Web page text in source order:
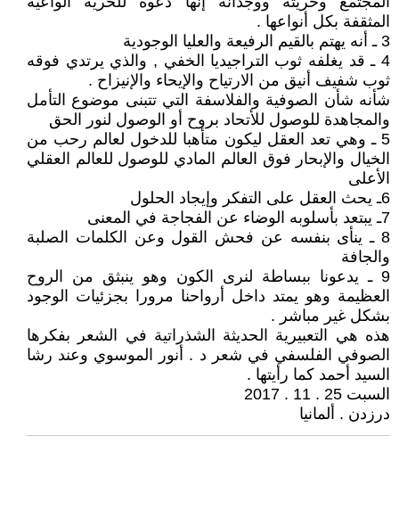
المثقفة بكل أنواعها .
3 ـ أنه يهتم بالقيم الرفيعة والعليا الوجودية
4 ـ قد يغلفه ثوب التراجيديا الخفي , والذي يرتدي فوقه
ثوب شفيف أنيق من الارتياح والإيحاء والإنيزاح .
شأنه شأن الصوفية والفلاسفة التي تتبنى موضوع التأمل
والمجاهدة للوصول للأتحاد بروح أو الوصول لنور الحق
5 ـ وهي تعد العقل ليكون متأهبا للدخول لعالم رحب من
الخيال والإبحار فوق العالم المادي للوصول للعالم العقلي
الأعلى
6ـ يحث العقل على التفكر وإيجاد الحلول
7ـ يبتعد بأسلوبه الوضاء عن الفجاجة في المعنى
8 ـ ينأى بنفسه عن فحش القول وعن الكلمات الصلبة
والجافة
9 ـ يدعونا ببساطة لنرى الكون وهو ينبثق من الروح
العظيمة وهو يمتد داخل أرواحنا مرورا بجزئيات الوجود
بشكل غير مباشر .
هذه هي التعبيرية الحديثة الشذراتية في الشعر بفكرها
الصوفي الفلسفي في شعر د . أنور الموسوي وعند رشا
السيد أحمد كما رأيتها .
السبت 25 . 11 . 2017
درزدن . ألمانيا